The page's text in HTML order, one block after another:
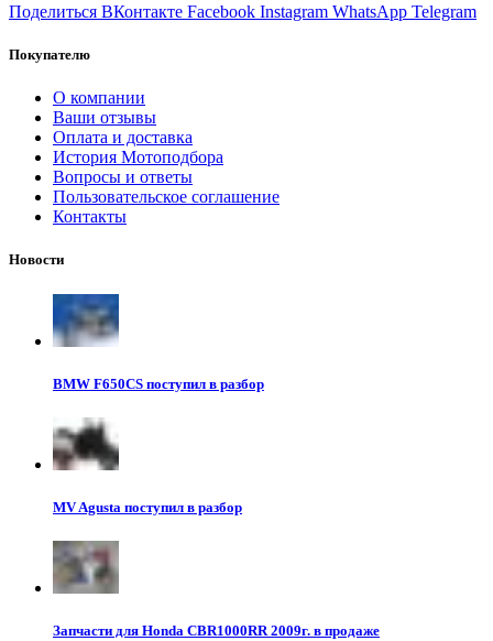
Поделиться ВКонтакте Facebook Instagram WhatsApp Telegram
Покупателю
О компании
Ваши отзывы
Оплата и доставка
История Мотоподбора
Вопросы и ответы
Пользовательское соглашение
Контакты
Новости
BMW F650CS поступил в разбор
MV Agusta поступил в разбор
Запчасти для Honda CBR1000RR 2009г. в продаже